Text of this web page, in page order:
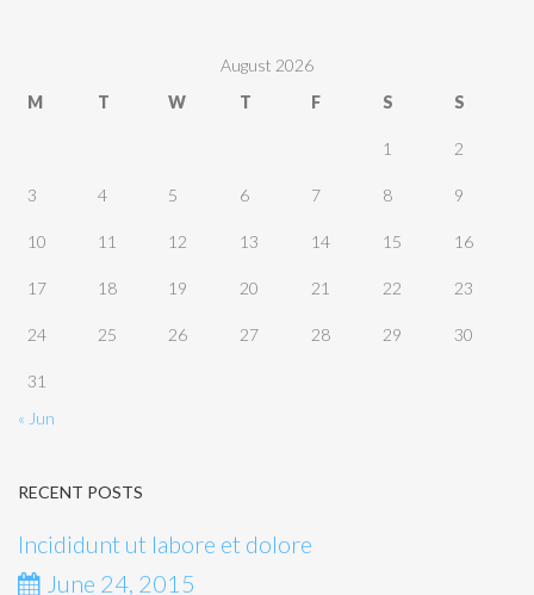
August 2026
M
T W T F S S
1 2
3 4 5 6 7 8 9
10 11 12 13 14 15 16
17 18 19 20 21 22 23
24 25 26 27 28 29 30
31
« Jun
RECENT POSTS
Incididunt ut labore et dolore
June 24, 2015